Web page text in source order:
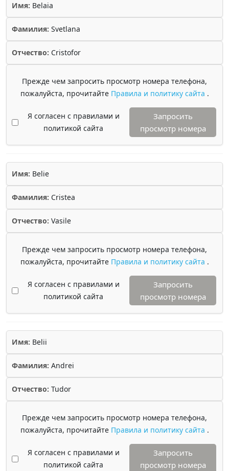
Имя: Belaia
Фамилия: Svetlana
Отчество: Cristofor
Прежде чем запросить просмотр номера телефона,
пожалуйста, прочитайте Правила и политику сайта .
Я согласен с правилами и
политикой сайта
Запросить
просмотр номера
Имя: Belie
Фамилия: Cristea
Отчество: Vasile
Прежде чем запросить просмотр номера телефона,
пожалуйста, прочитайте Правила и политику сайта .
Я согласен с правилами и
политикой сайта
Запросить
просмотр номера
Имя: Belii
Фамилия: Andrei
Отчество: Tudor
Прежде чем запросить просмотр номера телефона,
пожалуйста, прочитайте Правила и политику сайта .
Я согласен с правилами и
политикой сайта
Запросить
просмотр номера